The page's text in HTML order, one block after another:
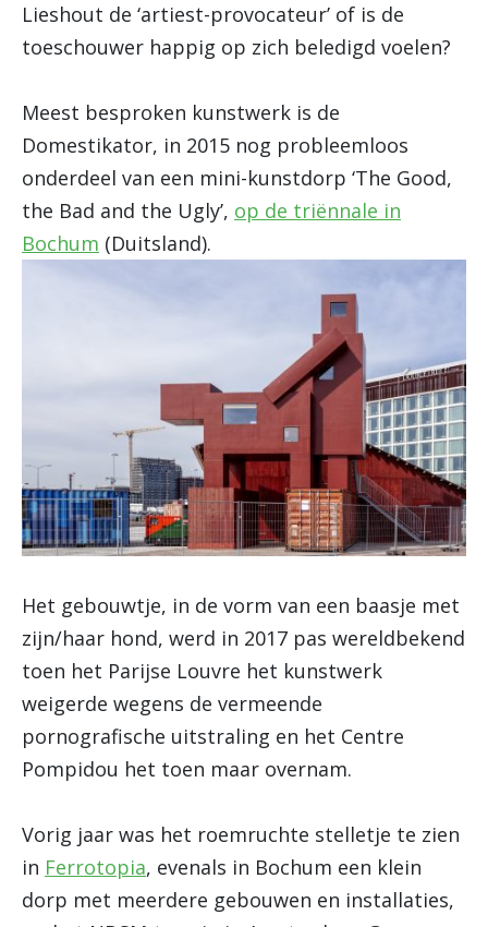
Lieshout de ‘artiest-provocateur’ of is de
toeschouwer happig op zich beledigd voelen?
Meest besproken kunstwerk is de
Domestikator, in 2015 nog probleemloos
onderdeel van een mini-kunstdorp ‘The Good,
the Bad and the Ugly’, op de triënnale in
Bochum (Duitsland).
Het gebouwtje, in de vorm van een baasje met
zijn/haar hond, werd in 2017 pas wereldbekend
toen het Parijse Louvre het kunstwerk
weigerde wegens de vermeende
pornografische uitstraling en het Centre
Pompidou het toen maar overnam.
Vorig jaar was het roemruchte stelletje te zien
in Ferrotopia, evenals in Bochum een klein
dorp met meerdere gebouwen en installaties,